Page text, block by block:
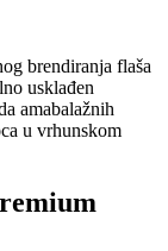
brendiranja flaša
usklađen
amabalažnih
u vrhunskom